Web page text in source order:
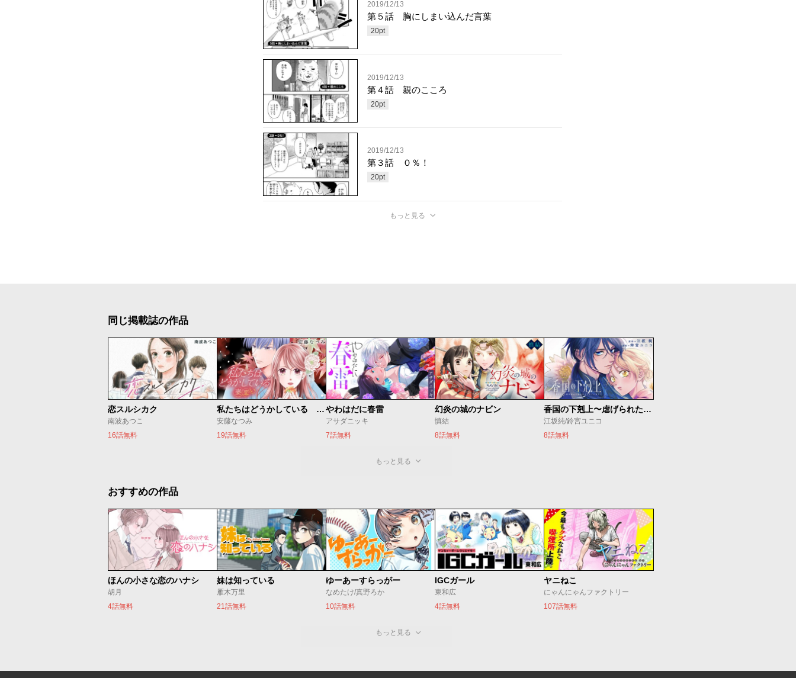
2019/12/13
第５話 胸にしまい込んだ言葉
20pt
2019/12/13
第４話 親のこころ
20pt
2019/12/13
第３話 ０％！
20pt
もっと見る
同じ掲載誌の作品
恋スルシカク
南波あつこ
16話無料
私たちはどうかしている 妻恋い
安藤なつみ
19話無料
やわはだに春雷
アサダニッキ
7話無料
幻炎の城のナビン
慎結
8話無料
香国の下剋上〜虐げられた調香師は不遇の皇子と天下を狙う〜
江坂純/鈴宮ユニコ
8話無料
もっと見る
おすすめの作品
ほんの小さな恋のハナシ
胡月
4話無料
妹は知っている
雁木万里
21話無料
ゆーあーすらっがー
なめたけ/真野ろか
10話無料
IGCガール
東和広
4話無料
ヤニねこ
にゃんにゃんファクトリー
107話無料
もっと見る